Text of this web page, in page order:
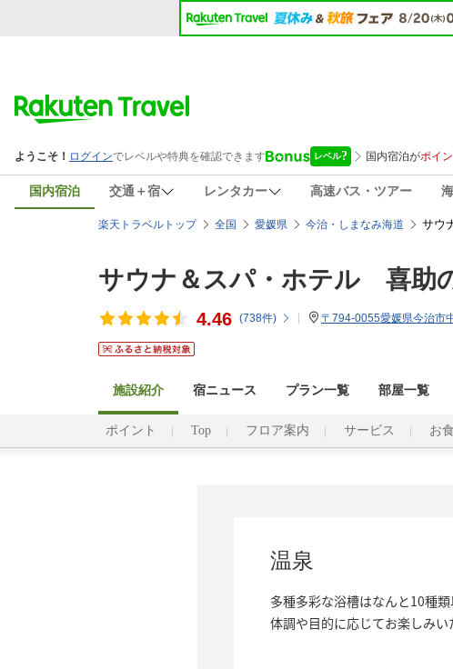
国内宿泊 交通＋宿 レンタカー 高速バス・ツアー
楽天トラベルトップ 全国 愛媛県 今治・しまなみ海道 サウ
サウナ＆スパ・ホテル 喜助
4.46 (738件) 〒794-0055愛媛県今治市
施設紹介 宿ニュース プラン一覧 部屋一覧
ポイント Top フロア案内 サービス お
温泉
多種多彩な浴槽はなんと10種
体調や目的に応じてお楽しみい